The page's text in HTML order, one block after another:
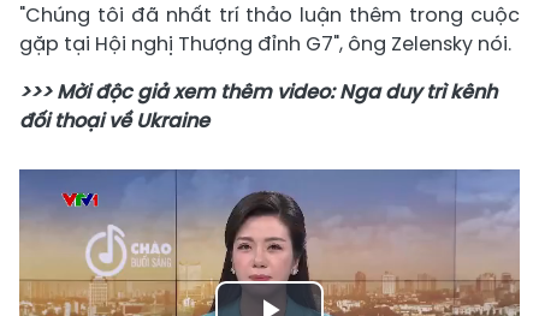
"Chúng tôi đã nhất trí thảo luận thêm trong cuộc
gặp tại Hội nghị Thượng đỉnh G7", ông Zelensky nói.
>>> Mời độc giả xem thêm video: Nga duy trì kênh
đối thoại về Ukraine